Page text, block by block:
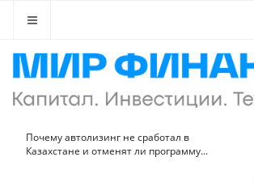
Почему автолизинг не сработал в
Казахстане и отменят ли программу...